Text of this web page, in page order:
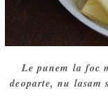
Le punem la foc
deoparte, nu lasam